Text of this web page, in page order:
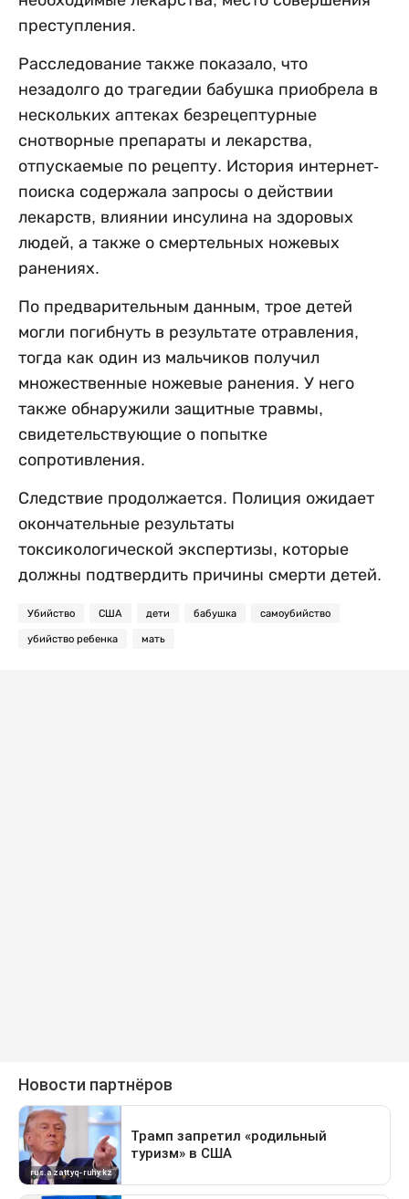
преступления.
Расследование также показало, что
незадолго до трагедии бабушка приобрела в
нескольких аптеках безрецептурные
снотворные препараты и лекарства,
отпускаемые по рецепту. История интернет-
поиска содержала запросы о действии
лекарств, влиянии инсулина на здоровых
людей, а также о смертельных ножевых
ранениях.
По предварительным данным, трое детей
могли погибнуть в результате отравления,
тогда как один из мальчиков получил
множественные ножевые ранения. У него
также обнаружили защитные травмы,
свидетельствующие о попытке
сопротивления.
Следствие продолжается. Полиция ожидает
окончательные результаты
токсикологической экспертизы, которые
должны подтвердить причины смерти детей.
Убийство США дети бабушка самоубийство
убийство ребенка мать